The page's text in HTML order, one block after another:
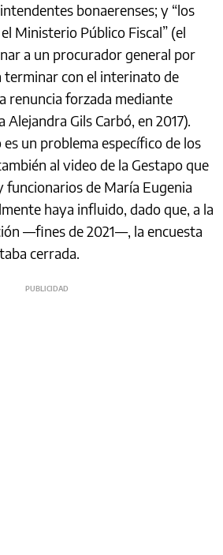
bonaerenses; y “los
Ministerio Público Fiscal” (el
a un procurador general por
terminar con el interinato de
renuncia forzada mediante
Alejandra Gils Carbó, en 2017).
es un problema específico de los
al video de la Gestapo que
funcionarios de María Eugenia
haya influido, dado que, a la
—fines de 2021—, la encuesta
cerrada.